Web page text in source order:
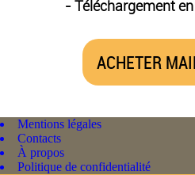
- Téléchargement
ACHETER
Mentions légales
Contacts
À propos
Politique de confidentialité